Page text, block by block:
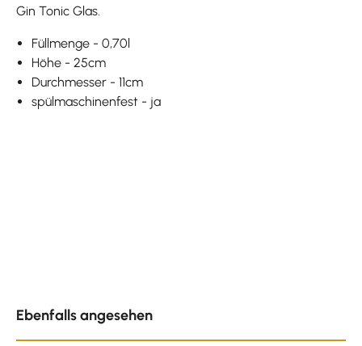
Gin Tonic Glas.
Füllmenge - 0,70l
Höhe - 25cm
Durchmesser - 11cm
spülmaschinenfest - ja
Ebenfalls angesehen